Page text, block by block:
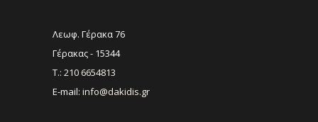
Λεωφ. Γέρακα 76
Γέρακας - 15344
Τ.: 210 6654813
E-mail: info@dakidis.gr